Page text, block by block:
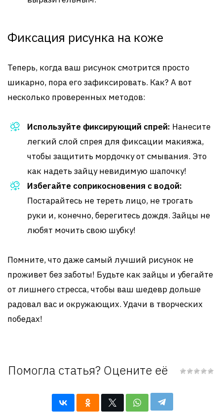
Фиксация рисунка на коже
Теперь, когда ваш рисунок смотрится просто
шикарно, пора его зафиксировать. Как? А вот
несколько проверенных методов:
Используйте фиксирующий спрей: Нанесите
легкий слой спрея для фиксации макияжа,
чтобы защитить мордочку от смывания. Это
как надеть зайцу невидимую шапочку!
Избегайте соприкосновения с водой:
Постарайтесь не тереть лицо, не трогать
руки и, конечно, берегитесь дождя. Зайцы не
любят мочить свою шубку!
Помните, что даже самый лучший рисунок не
проживет без заботы! Будьте как зайцы и убегайте
от лишнего стресса, чтобы ваш шедевр дольше
радовал вас и окружающих. Удачи в творческих
победах!
Помогла статья? Оцените её